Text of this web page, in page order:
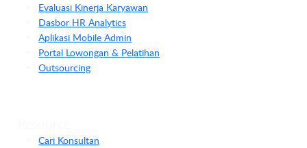
Evaluasi Kinerja Karyawan
Dasbor HR Analytics
Aplikasi Mobile Admin
Portal Lowongan & Pelatihan
Outsourcing
Cari Konsultan